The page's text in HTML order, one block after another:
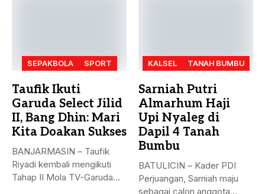
SEPAKBOLA SPORT
Taufik Ikuti
Garuda Select Jilid
II, Bang Dhin: Mari
Kita Doakan Sukses
BANJARMASIN – Taufik
Riyadi kembali mengikuti
Tahap II Mola TV-Garuda
KALSEL TANAH BUMBU
Sarniah Putri
Almarhum Haji
Upi Nyaleg di
Dapil 4 Tanah
Bumbu
BATULICIN – Kader PDI
Perjuangan, Sarniah maju
sebagai calon anggota